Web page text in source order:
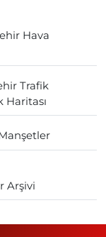
Hava
Trafik
Haritası
Arşivi